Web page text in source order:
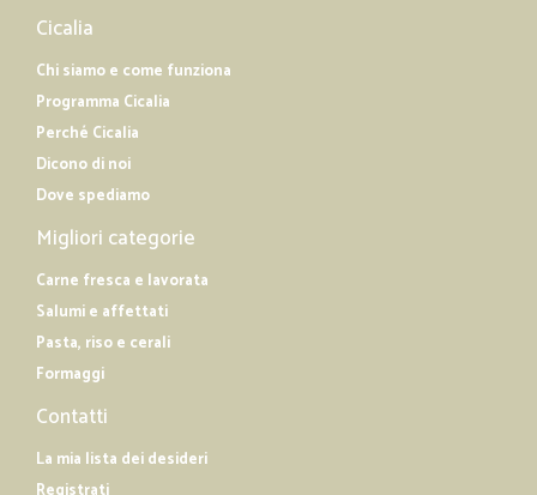
Cicalia
Chi siamo e come funziona
Programma Cicalia
Perché Cicalia
Dicono di noi
Dove spediamo
Migliori categorie
Carne fresca e lavorata
Salumi e affettati
Pasta, riso e cerali
Formaggi
Contatti
La mia lista dei desideri